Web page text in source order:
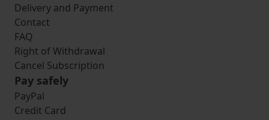
Delivery and Payment
Contact
FAQ
Right of Withdrawal
Cancel Subscription
Pay safely
PayPal
Credit Card